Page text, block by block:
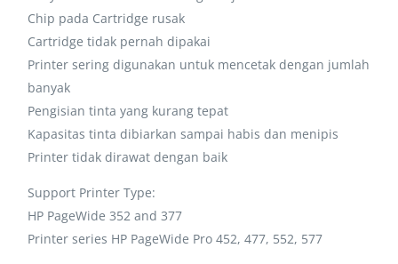
Chip pada Cartridge rusak
Cartridge tidak pernah dipakai
Printer sering digunakan untuk mencetak dengan jumlah
banyak
Pengisian tinta yang kurang tepat
Kapasitas tinta dibiarkan sampai habis dan menipis
Printer tidak dirawat dengan baik
Support Printer Type:
HP PageWide 352 and 377
Printer series HP PageWide Pro 452, 477, 552, 577